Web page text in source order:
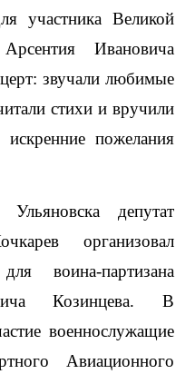
участника Великой
Ивановича
звучали любимые
стихи и вручили
пожелания
депутат
организовал
воина-партизана
Козинцева. В
военнослужащие
Авиационного